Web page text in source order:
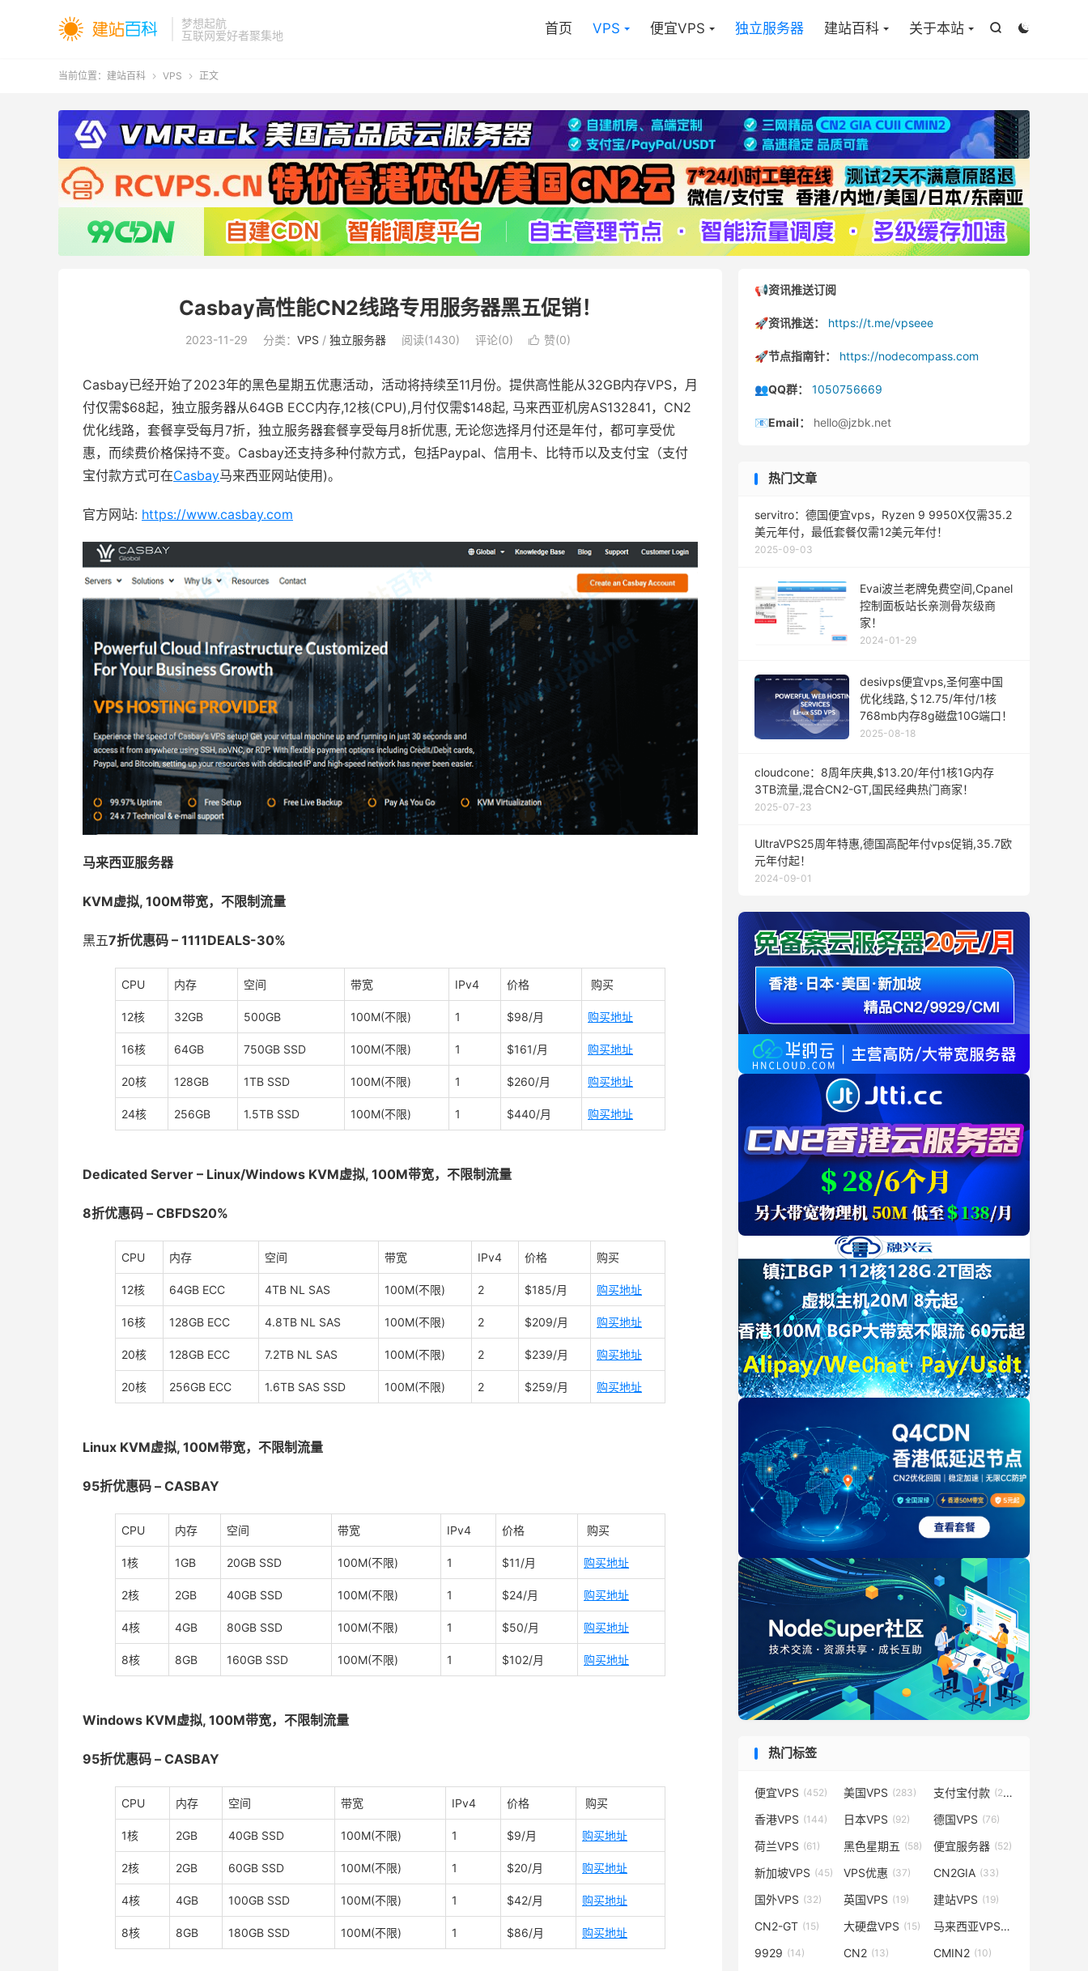
梦想起航
互联网爱好者聚集地


首页 VPS 便宜VPS 独立服务器 建站百科 关于本站
当前位置： 建站百科  VPS  正文
Casbay高性能CN2线路专用服务器黑五促销！
2023-11-29 分类： VPS / 独立服务器 阅读(1430) 评论(0)  赞(0)
Casbay已经开始了2023年的黑色星期五优惠活动，活动将持续至11月份。提供高性能从32GB内存VPS，月
付仅需$68起，独立服务器从64GB ECC内存,12核(CPU),月付仅需$148起, 马来西亚机房AS132841，CN2
优化线路，套餐享受每月7折，独立服务器套餐享受每月8折优惠, 无论您选择月付还是年付，都可享受优
惠，而续费价格保持不变。Casbay还支持多种付款方式，包括Paypal、信用卡、比特币以及支付宝（支付
宝付款方式可在Casbay马来西亚网站使用)。
官方网站: https://www.casbay.com
马来西亚服务器
KVM虚拟, 100M带宽，不限制流量
黑五7折优惠码 – 1111DEALS-30%
CPU 内存 空间 带宽 IPv4 价格 购买
12核 32GB 500GB 100M(不限) 1 $98/月 购买地址
16核 64GB 750GB SSD 100M(不限) 1 $161/月 购买地址
20核 128GB 1TB SSD 100M(不限) 1 $260/月 购买地址
24核 256GB 1.5TB SSD 100M(不限) 1 $440/月 购买地址
Dedicated Server – Linux/Windows KVM虚拟, 100M带宽，不限制流量
8折优惠码 – CBFDS20%
CPU 内存 空间 带宽 IPv4 价格 购买
12核 64GB ECC 4TB NL SAS 100M(不限) 2 $185/月 购买地址
16核 128GB ECC 4.8TB NL SAS 100M(不限) 2 $209/月 购买地址
20核 128GB ECC 7.2TB NL SAS 100M(不限) 2 $239/月 购买地址
20核 256GB ECC 1.6TB SAS SSD 100M(不限) 2 $259/月 购买地址
Linux KVM虚拟, 100M带宽，不限制流量
95折优惠码 – CASBAY
CPU 内存 空间 带宽 IPv4 价格 购买
1核 1GB 20GB SSD 100M(不限) 1 $11/月 购买地址
2核 2GB 40GB SSD 100M(不限) 1 $24/月 购买地址
4核 4GB 80GB SSD 100M(不限) 1 $50/月 购买地址
8核 8GB 160GB SSD 100M(不限) 1 $102/月 购买地址
Windows KVM虚拟, 100M带宽，不限制流量
95折优惠码 – CASBAY
CPU 内存 空间 带宽 IPv4 价格 购买
1核 2GB 40GB SSD 100M(不限) 1 $9/月 购买地址
2核 2GB 60GB SSD 100M(不限) 1 $20/月 购买地址
4核 4GB 100GB SSD 100M(不限) 1 $42/月 购买地址
8核 8GB 180GB SSD 100M(不限) 1 $86/月 购买地址
📢资讯推送订阅
🚀资讯推送： https://t.me/vpseee
🚀节点指南针： https://nodecompass.com
👥QQ群： 1050756669
📧Email： hello@jzbk.net
热门文章
servitro：德国便宜vps，Ryzen 9 9950X仅需35.2
美元年付，最低套餐仅需12美元年付！
2025-09-03
Evai波兰老牌免费空间,Cpanel
控制面板站长亲测骨灰级商
家！
2024-01-29
desivps便宜vps,圣何塞中国
优化线路,＄12.75/年付/1核
768mb内存8g磁盘10G端口！
2025-08-18
cloudcone：8周年庆典,$13.20/年付1核1G内存
3TB流量,混合CN2-GT,国民经典热门商家！
2025-07-23
UltraVPS25周年特惠,德国高配年付vps促销,35.7欧
元年付起！
2024-09-01
热门标签
便宜VPS (452) 美国VPS (283) 支付宝付款 (231)
香港VPS (144) 日本VPS (92) 德国VPS (76)
荷兰VPS (61) 黑色星期五 (58) 便宜服务器 (52)
新加坡VPS (45) VPS优惠 (37) CN2GIA (33)
国外VPS (32) 英国VPS (19) 建站VPS (19)
CN2-GT (15) 大硬盘VPS (15) 马来西亚VPS(14)
9929 (14) CN2 (13) CMIN2 (10)